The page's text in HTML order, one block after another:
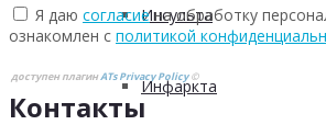
Инсульта
Инфаркта
Я даю согласиена обработку
ознакомлен с политикой
доступен плагинATs Privacy Policy©
Контакты